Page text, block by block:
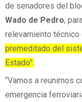
de senadores del
Wado de Pedro,
relevamiento técnico
premeditado del
Estado”.
“Vamos a reunirnos
emergencia